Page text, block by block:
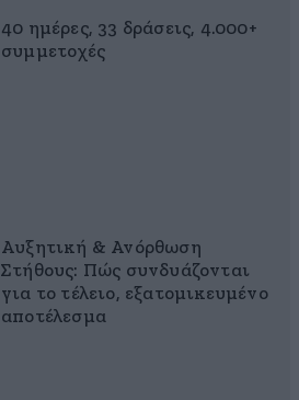
40 ημέρες, 33 δράσεις, 4.000+
συμμετοχές
Αυξητική & Ανόρθωση
Στήθους: Πώς συνδυάζονται
για το τέλειο, εξατομικευμένο
αποτέλεσμα